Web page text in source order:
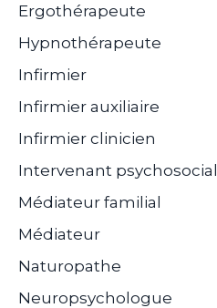
Ergothérapeute
Hypnothérapeute
Infirmier
Infirmier auxiliaire
Infirmier clinicien
Intervenant psychosocial
Médiateur familial
Médiateur
Naturopathe
Neuropsychologue